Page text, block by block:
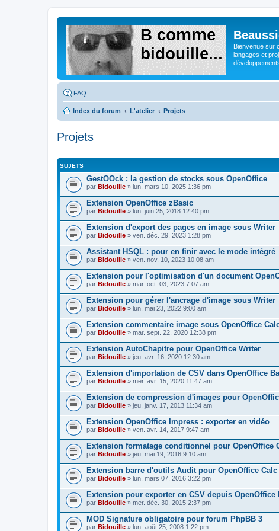
Bienvenue sur
langages et
FAQ
Index du forum L'atelier Projets
Projets
SUJETS
GestOOck : la gestion de stocks sous OpenOffice
par Bidouille » lun. mars 10, 2025 1:36 pm
Extension OpenOffice zBasic
par Bidouille » lun. juin 25, 2018 12:40 pm
Extension d'export des pages en image sous Writer
par Bidouille » ven. déc. 29, 2023 1:28 pm
Assistant HSQL : pour en finir avec le mode intégré
par Bidouille » ven. nov. 10, 2023 10:08 am
Extension pour l'optimisation d'un document
par Bidouille » mar. oct. 03, 2023 7:07 am
Extension pour gérer l'ancrage d'image sous Writer
par Bidouille » lun. mai 23, 2022 9:00 am
Extension commentaire image sous OpenOffice
par Bidouille » mar. sept. 22, 2020 12:38 pm
Extension AutoChapitre pour OpenOffice Writer
par Bidouille » jeu. avr. 16, 2020 12:30 am
Extension d'importation de CSV dans OpenOffice
par Bidouille » mer. avr. 15, 2020 11:47 am
Extension de compression d'images pour
par Bidouille » jeu. janv. 17, 2013 11:34 am
Extension OpenOffice Impress : exporter en vidéo
par Bidouille » ven. avr. 14, 2017 9:47 am
Extension formatage conditionnel pour OpenOffice
par Bidouille » jeu. mai 19, 2016 9:10 am
Extension barre d'outils Audit pour OpenOffice Calc
par Bidouille » lun. mars 07, 2016 3:22 pm
Extension pour exporter en CSV depuis OpenOffice
par Bidouille » mer. déc. 30, 2015 2:37 pm
MOD Signature obligatoire pour forum PhpBB 3
par Bidouille » lun. août 25, 2008 1:22 pm